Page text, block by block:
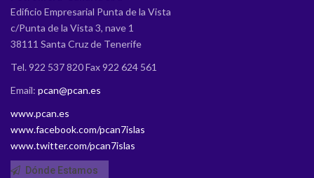
Edificio Empresarial Punta de la Vista
c/Punta de la Vista 3, nave 1
38111 Santa Cruz de Tenerife
Tel. 922 537 820 Fax 922 624 561
Email: pcan@pcan.es
www.pcan.es
www.facebook.com/pcan7islas
www.twitter.com/pcan7islas
Dónde Estamos